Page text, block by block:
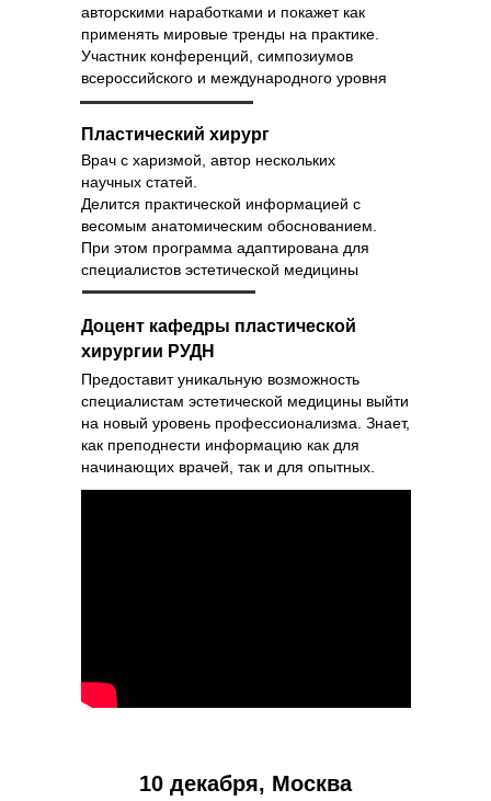
авторскими наработками и покажет как
применять мировые тренды на практике.
Участник конференций, симпозиумов
всероссийского и международного уровня
Врач с харизмой, автор нескольких
научных статей.
Делится практической информацией с
весомым анатомическим обоснованием.
При этом программа адаптирована для
специалистов эстетической медицины
Предоставит уникальную возможность
специалистам эстетической медицины выйти
на новый уровень профессионализма. Знает,
как преподнести информацию как для
начинающих врачей, так и для опытных.
Пластический хирург
Доцент кафедры пластической
хирургии РУДН
10 декабря, Москва